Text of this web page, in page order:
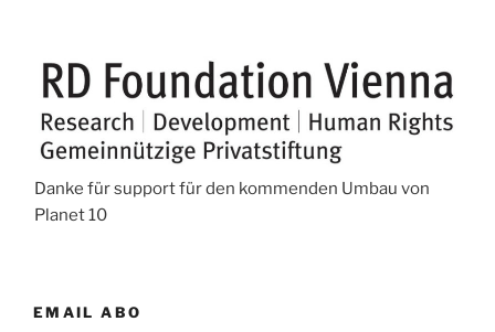
Danke für support für den kommenden Umbau von
Planet 10
EMAIL ABO